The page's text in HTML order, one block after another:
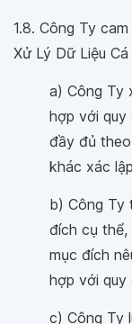
1.8. Công Ty
Xử Lý Dữ Liệu Cá
a) Công Ty
hợp với quy
đầy đủ
khác xác
b) Công Ty
đích cụ thể,
mục đích
hợp với quy
c) Công Ty